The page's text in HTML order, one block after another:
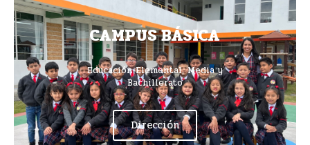
CAMPUS BÁSICA
Educación Elemental, Media y
Bachillerato
Dirección